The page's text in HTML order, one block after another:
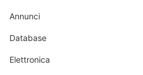
Annunci
Database
Elettronica